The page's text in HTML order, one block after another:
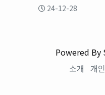
24-12-28
Powered By
소개 개